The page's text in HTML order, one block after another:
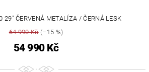
29" ČERVENÁ METALÍZA / ČERNÁ LESK
64 990 Kč(–15 %)
54 990 Kč